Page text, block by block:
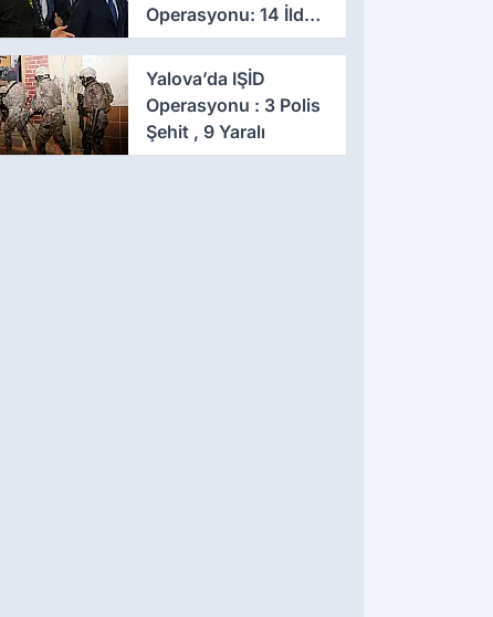
Operasyonu: 14 İlde
Eş Zamanlı Baskın,
641 Gözaltı
Yalova’da IŞİD
Operasyonu : 3 Polis
Şehit , 9 Yaralı